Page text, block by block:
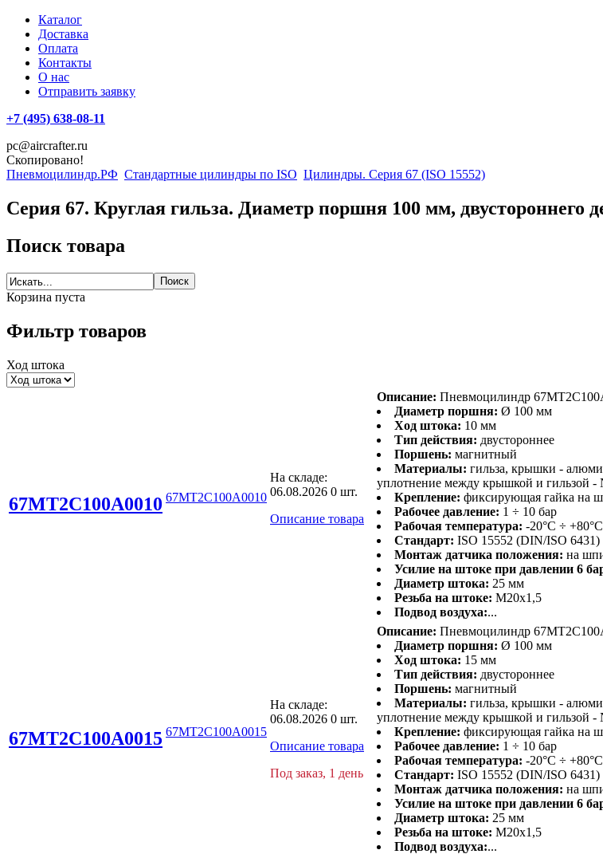
Каталог
Доставка
Оплата
Контакты
О нас
Отправить заявку
+7 (495) 638-08-11
pc@aircrafter.ru
Скопировано!
Пневмоцилиндр.РФ Стандартные цилиндры по ISO Цилиндры. Серия 67 (ISO 15552)
Серия 67. Круглая гильза. Диаметр поршня 100 мм, двустороннего
Поиск товара
Корзина пуста
Фильтр товаров
Ход штока
67MT2C100A0010 67MT2C100A0010
На складе:
06.08.2026 0 шт.
Описание товара
Описание: Пневмоцилиндр
Диаметр поршня: Ø 100 мм
Ход штока: 10 мм
Тип действия: двустороннее
Поршень: магнитный
Материалы: гильза, крышки -
уплотнение между крышкой и гильзой -
Крепление: фиксирующая гайка на
Рабочее давление: 1 ÷ 10 бар
Рабочая температура: -20°C ÷ +80°C
Стандарт: ISO 15552 (DIN/ISO 6431)
Монтаж датчика положения: на
Усилие на штоке при давлении 6
Диаметр штока: 25 мм
Резьба на штоке: M20x1,5
Подвод воздуха:...
67MT2C100A0015 67MT2C100A0015
На складе:
06.08.2026 0 шт.
Описание товара
Под заказ, 1 день
Описание: Пневмоцилиндр
Диаметр поршня: Ø 100 мм
Ход штока: 15 мм
Тип действия: двустороннее
Поршень: магнитный
Материалы: гильза, крышки -
уплотнение между крышкой и гильзой -
Крепление: фиксирующая гайка на
Рабочее давление: 1 ÷ 10 бар
Рабочая температура: -20°C ÷ +80°C
Стандарт: ISO 15552 (DIN/ISO 6431)
Монтаж датчика положения: на
Усилие на штоке при давлении 6
Диаметр штока: 25 мм
Резьба на штоке: M20x1,5
Подвод воздуха:...